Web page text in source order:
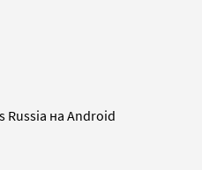
на Android